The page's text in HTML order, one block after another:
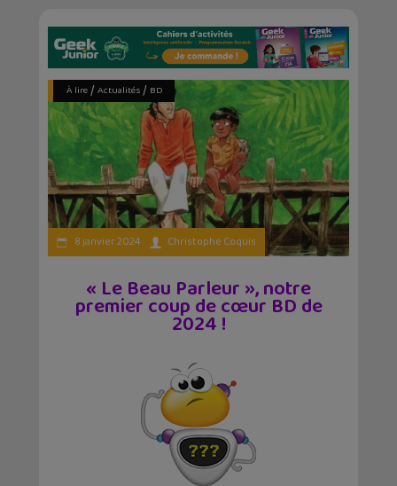
À lire/ Actualités/ BD
8 janvier 2024 Christophe Coquis
« Le Beau Parleur », notre
premier coup de cœur BD de
2024 !